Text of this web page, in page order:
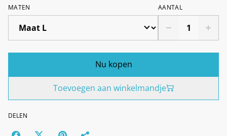
MATEN AANTAL
Nu kopen
Toevoegen aan winkelmandje
DELEN